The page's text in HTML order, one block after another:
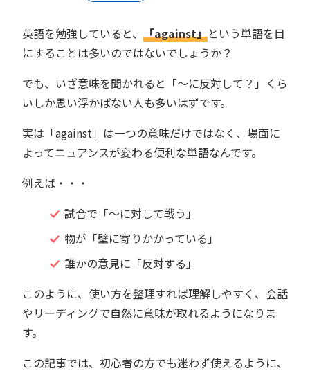
英語を勉強していると、 「against」という単語を目
にすることは多いのではないでしょうか？
でも、いざ意味を聞かれると「〜に反対して？」くら
いしか思い浮かばない人も多いはずです。
実は「against」は一つの意味だけではなく、場面に
よってニュアンスが変わる便利な単語なんです。
例えば・・・
試合で「〜に対して戦う」
物が「壁に寄りかかっている」
誰かの意見に「反対する」
このように、使い方を整理すれば理解しやすく、会話
やリーディングで自然に意味が取れるようになりま
す。
この記事では、初心者の方でも迷わず使えるように、